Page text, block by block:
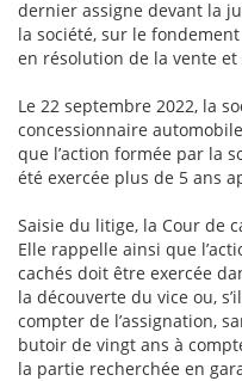
dernier assigne devant la
la société, sur le
en résolution de la vente
Le 22 septembre 2022, la
concessionnaire
que l’action formée par la
été exercée plus de 5 ans
Saisie du litige, la Cour de
Elle rappelle ainsi que
cachés doit être exercée
la découverte du vice ou,
compter de l’assignation,
butoir de vingt ans à
la partie recherchée en